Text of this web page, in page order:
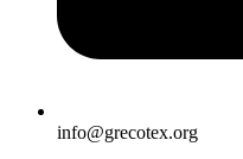
info@grecotex.org